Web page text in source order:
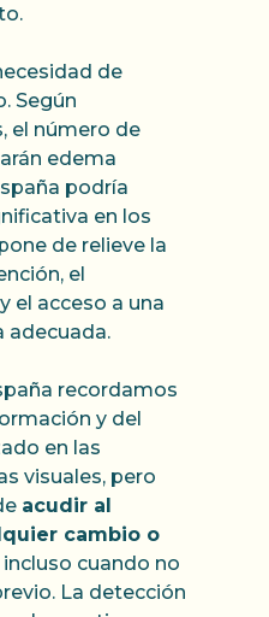
de
Según
el número de
edema
podría
en los
de relieve la
el
el acceso a una
adecuada.
recordamos
y del
en las
visuales, pero
acudir al
cambio o
incluso cuando no
La detección